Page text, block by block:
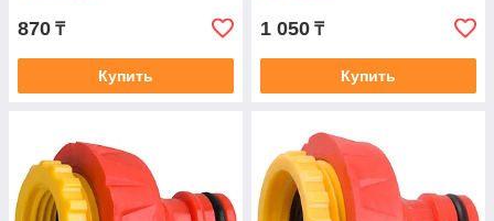
870 ₸
Купить
1 050 ₸
Купить